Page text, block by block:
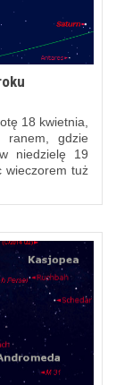
18 kwietnia,
ranem, gdzie
niedzielę 19
wieczorem tuż